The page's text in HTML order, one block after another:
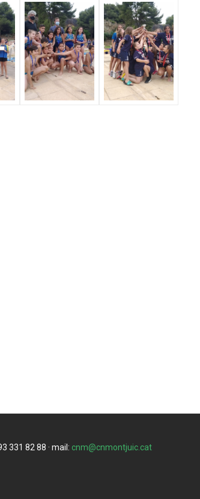
331 82 88 · mail: cnm@cnmontjuic.cat